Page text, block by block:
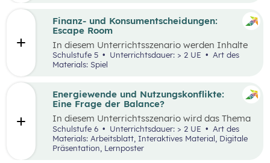
Energiewende und Nutzungskonflikte:
Eine Frage der Balance?
In diesem Unterrichtsszenario wird das Thema
Energiewende und damit einhergehende
Nutzungskonflikte behandelt. Methodisch wird
zuerst mit einem Wimmelbild gearbeitet, auf
dem unterschiedliche Szenen und Darstellungen
Schulstufe 6 Unterrichtsdauer: > 2 UE
Materials: Arbeitsblatt, Interaktives Material, Digitale
Präsentation, Lernposter
Beispielen wird an die Lebenswelt der
Schüler:innen angeknüpft, die selbst unbezahlte
Tätigkeiten im Haushalt aufzeichnen und deren
Verteilung reflektieren.
Finanz- und Konsumentscheidungen:
Escape Room
In diesem Unterrichtsszenario werden Inhalte
desKompetenzbereichs„Leben und
Wirtschaften im eigenen Umfeld“ spielerisch
Kooperation bei der Teamarbeit
zwischenmenschliche Kompetenzen zu stärken
und sogenannte 21
st
Schulstufe 5 Unterrichtsdauer: > 2 UE
Art des
Materials: Spiel